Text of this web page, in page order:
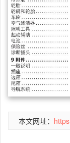
本文网址：